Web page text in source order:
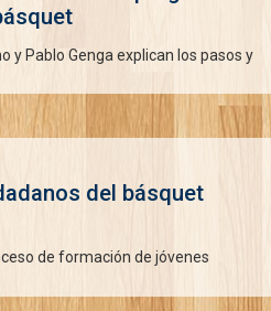
y Pablo Genga explican los pasos y
del básquet
de formación de jóvenes